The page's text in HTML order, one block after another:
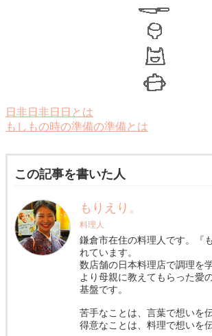
日非日非日日とは
もしもの時の準備の準備とは
この記事を書いた人
もりえり。
料理人
鎌倉市在住の料理人です。『
れています。
数店舗の日本料理店で調理を
より母親に教えてもらった愛
基盤です。
苦手なことは、言葉で想いを
得意なことは、料理で想いを